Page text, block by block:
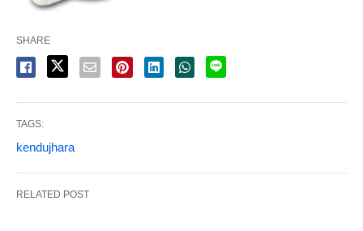
SHARE
TAGS:
kendujhara
RELATED POST